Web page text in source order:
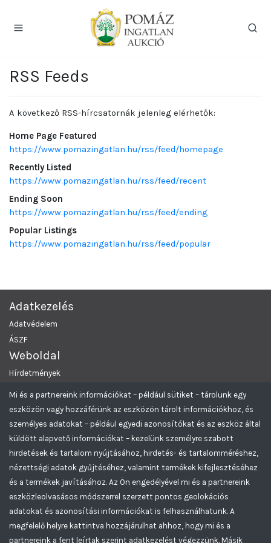
RSS Feeds
A következő RSS-hírcsatornák jelenleg elérhetők:
Home Page Featured
https://www.pomazingatlan.hu/rss/feed/homepage
Recently Listed
https://www.pomazingatlan.hu/rss/feed/recent
Ending Soon
https://www.pomazingatlan.hu/rss/feed/ending
Popular Listings
https://www.pomazingatlan.hu/rss/feed/popular
Adatkezelés
Adatvédelem
ÁSZF
Weboldal
Hírdetmények
Rólunk
Támogatás
Elérhetőség
Kapcsolatfelvétel
GYIK
Pomáz Önkormányzat Aukciós rendszere© 2026 Minden Jog
Fenntartva.
Greencomp Aukciós rendszer
Feliratkozom az Pomáz aukciós hírlevelére
Mi és a partnereink információkat – például sütiket – tárolunk egy
eszközön vagy hozzáférünk az eszközön tárolt információkhoz, és
személyes adatokat – például egyedi azonosítókat és az eszköz által
küldött alapvető információkat – kezelünk személyre szabott
hirdetések és tartalom nyújtásához, hirdetés- és tartalomméréshez,
nézettségi adatok gyűjtéséhez, valamint termékek kifejlesztéséhez
és a termékek javításához. Az Ön engedélyével mi és a partnereink
eszközleolvasásos módszerrel szerzett pontos geolokációs
adatokat és azonosítási információkat is felhasználhatunk. A
megfelelő helyre kattintva hozzájárulhat ahhoz, hogy mi és a
partnereink a fent leírtak szerint adatkezelést végezzünk. Másik